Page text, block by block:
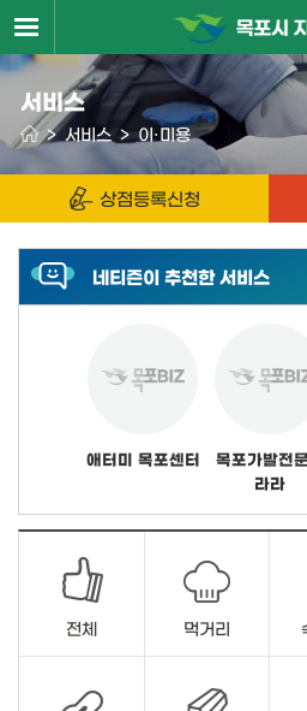
서비스
> 서비스 > 이·미용
상점등록신청
네티즌이 추천한 서비스
애터미 목포센터
목포가발전
라라
전체 먹거리